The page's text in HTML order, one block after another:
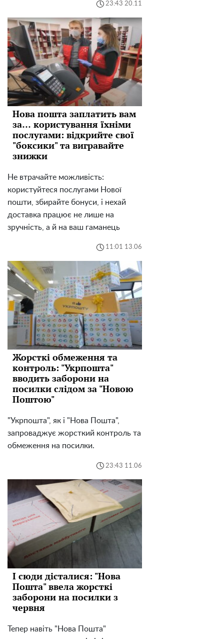
23:43 20.11
Нова пошта заплатить вам
за… користування їхніми
послугами: відкрийте свої
"боксики" та вигравайте
знижки
Не втрачайте можливість:
користуйтеся послугами Нової
пошти, збирайте бонуси, і нехай
доставка працює не лише на
зручність, а й на ваш гаманець
11:01 13.06
Жорсткі обмеження та
контроль: "Укрпошта"
вводить заборони на
посилки слідом за "Новою
Поштою"
"Укрпошта", як і "Нова Пошта",
запроваджує жорсткий контроль та
обмеження на посилки.
23:43 11.06
І сюди дісталися: "Нова
Пошта" ввела жорсткі
заборони на посилки з
червня
Тепер навіть "Нова Пошта"